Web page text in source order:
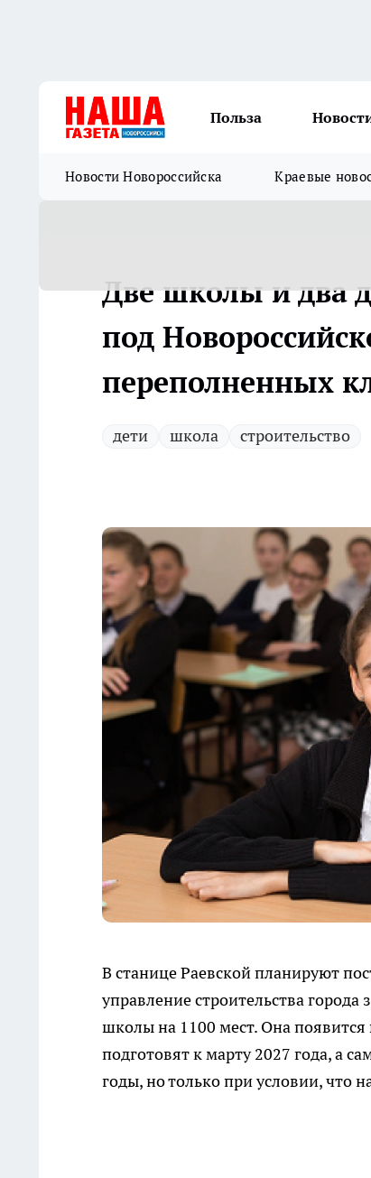
Польза
Новости Новороссийска Краевые
Две школы и два
под
переполненных
дети школа строительство
В станице Раевской планируют
управление строительства
школы на 1100 мест. Она
подготовят к марту 2027 года, а
годы, но только при условии, что